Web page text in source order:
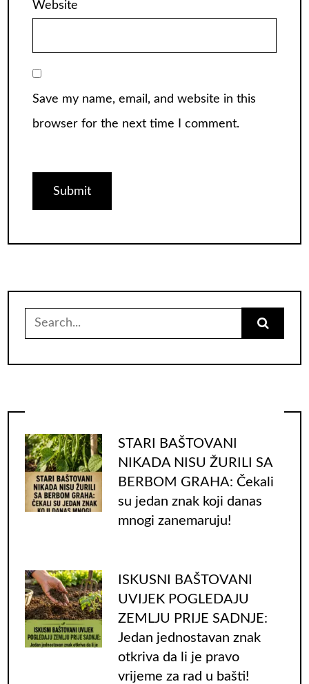
Website
Save my name, email, and website in this
browser for the next time I comment.
Search
STARI BAŠTOVANI
NIKADA NISU ŽURILI SA
BERBOM GRAHA: Čekali
su jedan znak koji danas
mnogi zanemaruju!
ISKUSNI BAŠTOVANI
UVIJEK POGLEDAJU
ZEMLJU PRIJE SADNJE:
Jedan jednostavan znak
otkriva da li je pravo
vrijeme za rad u bašti!